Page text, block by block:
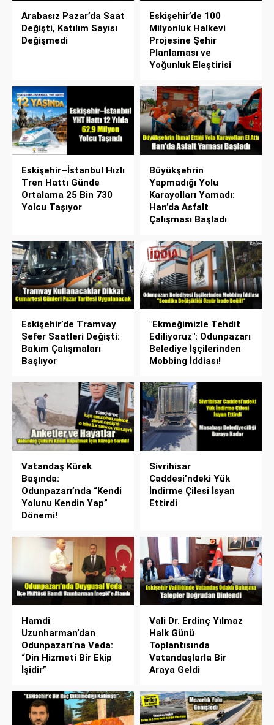
Arabasız Pazar’da Saat
Değişti, Katılım Sayısı
Değişmedi
Eskişehir’de 100
Milyonluk Halkevi
Projesine Şehir
Planlaması ve
Yoğunluk Eleştirisi
Eskişehir–İstanbul Hızlı
Tren Hattı Günde
Ortalama 25 Bin 730
Yolcu Taşıyor
Büyükşehrin
Yapmadığı Yolu
Karayolları Yamadı:
Han’da Asfalt
Çalışması Başladı
Eskişehir’de Tramvay
Sefer Saatleri Değişti:
Bakım Çalışmaları
Başlıyor
"Ekmeğimizle Tehdit
Ediliyoruz": Odunpazarı
Belediye İşçilerinden
Mobbing İddiası!
Vatandaş Kürek
Başında:
Odunpazarı’nda “Kendi
Yolunu Kendin Yap”
Dönemi!
Sivrihisar
Caddesi’ndeki Yük
İndirme Çilesi İsyan
Ettirdi
Hamdi
Uzunharman’dan
Odunpazarı’na Veda:
“Din Hizmeti Bir Ekip
İşidir”
Vali Dr. Erdinç Yılmaz
Halk Günü
Toplantısında
Vatandaşlarla Bir
Araya Geldi